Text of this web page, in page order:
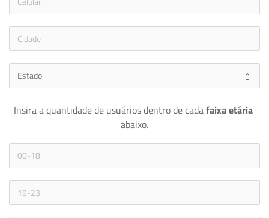
Insira a quantidade de usuários dentro de cada
abaixo.